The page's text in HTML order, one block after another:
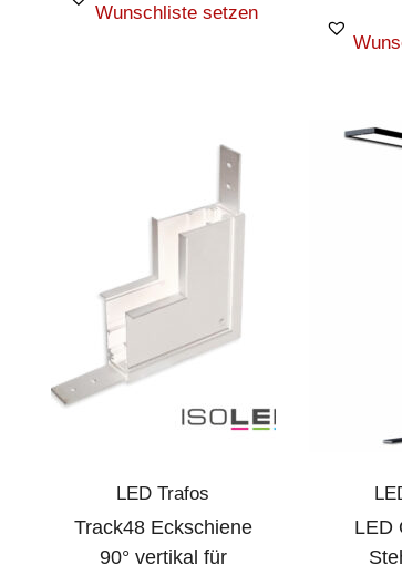
Wunschliste setzen
LED Trafos
Track48 Eckschiene
90° vertikal für
LED